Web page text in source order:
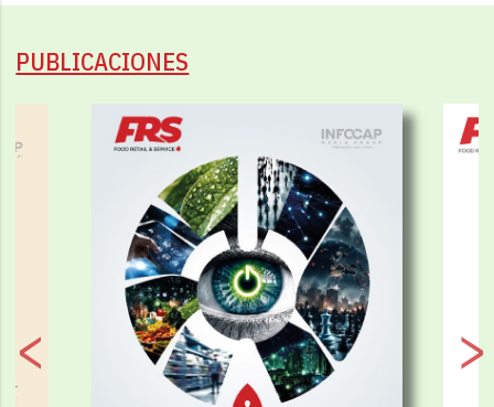
PUBLICACIONES